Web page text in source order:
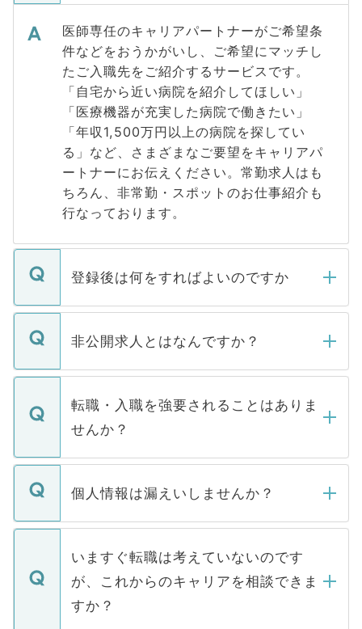
医師専任のキャリアパートナーがご希望条
件などをおうかがいし、ご希望にマッチし
たご入職先をご紹介するサービスです。
「自宅から近い病院を紹介してほしい」
「医療機器が充実した病院で働きたい」
「年収1,500万円以上の病院を探してい
る」など、さまざまなご要望をキャリアパ
ートナーにお伝えください。常勤求人はも
ちろん、非常勤・スポットのお仕事紹介も
行なっております。
登録後は何をすればよいのですか
ご登録いただきましたら、弊社担当者がご
登録内容を確認し、その後メールもしくは
ます。通常、5営業日以内にはご連絡をせて
いただきますので、しばらくお待ちくださ
い。
非公開求人とはなんですか？
マイナビDOCTORで取り扱っている求人の
うち約3割は、Webサイトからご覧いただ
けない「非公開求人」です。非公開求人は
下記の理由によって、一般には公開してい
ません。
■応募殺到を避けるため 人気のある医療機
関を公にしてしまうと、応募が殺到する場
に、医療機関が求める条件に合った人材の
みを人材紹介会社に依頼するケースが増え
ています。
転職・入職を強要されることはありま
せんか？
転職・入職を強要することは一切ありませ
ん。また、仮に応募先から内定をいただい
定を承諾する必要はありません。内定先へ
の辞退の連絡はキャリアパートナーが行い
ますので、ご安心ください。
個人情報は漏えいしませんか？
個人情報が漏えいすることはありませんの
で、ご安心ください。当サイトからの登録
などで収集したご登録者様の個人情報は、
ご本人のキャリアアップおよび転職活動の
支援を目的に使用いたします。お預かりし
いますぐ転職は考えていないのです
が、これからのキャリアを相談できま
すか？